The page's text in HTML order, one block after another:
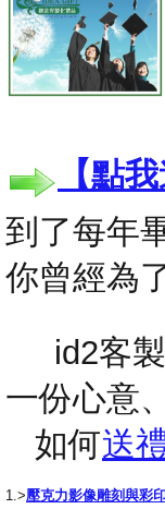
【點
到了每年
你曾經為
id2客製
一份心意
如何送
1.>壓克力影像雕刻與彩